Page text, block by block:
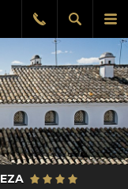
le
Afficher
la
Rappel
gratuit